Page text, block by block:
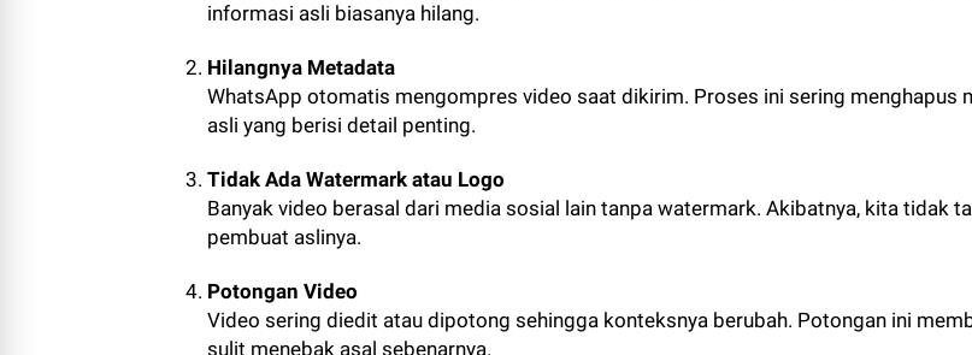
informasi asli biasanya hilang.
Hilangnya Metadata
WhatsApp otomatis mengompres video saat dikirim. Proses ini sering menghapus
asli yang berisi detail penting.
Tidak Ada Watermark atau Logo
Banyak video berasal dari media sosial lain tanpa watermark. Akibatnya, kita tidak
pembuat aslinya.
Potongan Video
Video sering diedit atau dipotong sehingga konteksnya berubah. Potongan ini
sulit menebak asal sebenarnya.